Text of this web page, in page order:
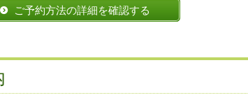
ご予約方法の詳細を確認する